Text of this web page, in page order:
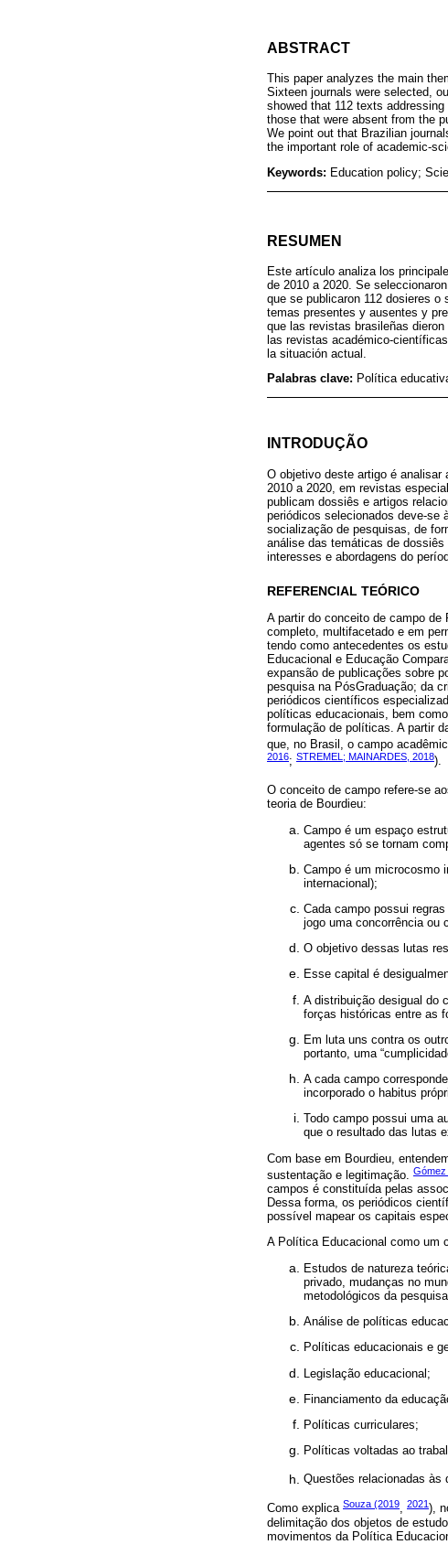
ABSTRACT
This paper analyzes the main
Sixteen journals were selected,
showed that 112 texts
those that were absent from the
We point out that Brazilian
the important role of academic-
Keywords: Education policy;
RESUMEN
Este artículo analiza los
de 2010 a 2020. Se
que se publicaron 112 dosieres
temas presentes y ausentes y
que las revistas brasileñas
las revistas académico-
la situación actual.
Palabras clave: Política
INTRODUÇÃO
O objetivo deste artigo é
2010 a 2020, em revistas
publicam dossiês e artigos
periódicos selecionados deve-se
socialização de pesquisas, de
análise das temáticas de
interesses e abordagens do
REFERENCIAL TEÓRICO
A partir do conceito de campo de
completo, multifacetado e em
tendo como antecedentes os
Educacional e Educação
expansão de publicações sobre
pesquisa na PósGraduação; da
periódicos científicos
políticas educacionais, bem
formulação de políticas. A partir
que, no Brasil, o campo
2016; STREMEL; MAINARDES, 2018).
O conceito de campo refere-se
teoria de Bourdieu:
Campo é um espaço
agentes só se tornam
Campo é um microcosmo
internacional);
Cada campo possui
jogo uma concorrência ou
O objetivo dessas lutas
Esse capital é
A distribuição desigual do
forças históricas entre as
Em luta uns contra os
portanto, uma
A cada campo
incorporado o habitus
Todo campo possui uma
que o resultado das lutas
Com base em Bourdieu,
sustentação e legitimação. Gómez
campos é constituída pelas
Dessa forma, os periódicos
possível mapear os capitais
A Política Educacional como um
Estudos de natureza
privado, mudanças no
metodológicos da
Análise de políticas
Políticas educacionais e
Legislação educacional;
Financiamento da
Políticas curriculares;
Políticas voltadas ao
Questões relacionadas às
Como explica Souza (2019, 2021 ),
delimitação dos objetos de
movimentos da Política